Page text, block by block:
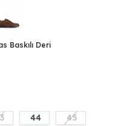
Baskılı Deri
44 45